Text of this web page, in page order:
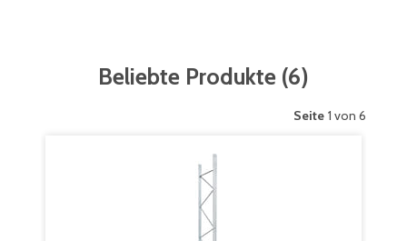
Beliebte Produkte (6)
Seite 1 von 6